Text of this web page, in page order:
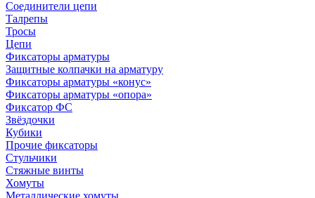
Соединители цепи
Талрепы
Тросы
Цепи
Фиксаторы арматуры
Защитные колпачки на арматуру
Фиксаторы арматуры «конус»
Фиксаторы арматуры «опора»
Фиксатор ФС
Звёздочки
Кубики
Прочие фиксаторы
Стульчики
Стяжные винты
Хомуты
Металлические хомуты